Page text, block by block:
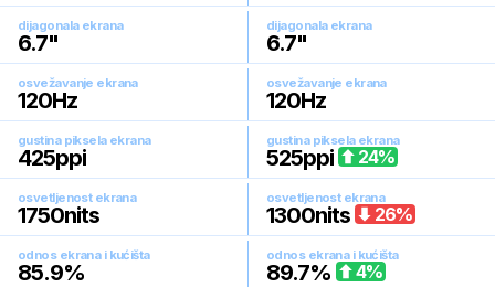
dijagonala ekrana
6.7"
dijagonala ekrana
6.7"
osvežavanje ekrana
120Hz
osvežavanje ekrana
120Hz
gustina piksela ekrana
425ppi
gustina piksela ekrana
525ppi 24%
osvetljenost ekrana
1750nits
osvetljenost ekrana
1300nits 26%
odnos ekrana i kućišta
85.9%
odnos ekrana i kućišta
89.7% 4%